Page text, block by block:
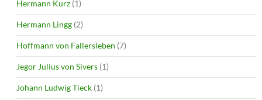
Hermann Kurz (1)
Hermann Lingg (2)
Hoffmann von Fallersleben (7)
Jegor Julius von Sivers (1)
Johann Ludwig Tieck (1)